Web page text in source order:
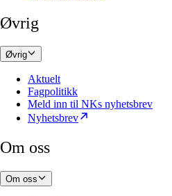
Øvrig
Øvrig
Aktuelt
Fagpolitikk
Meld inn til NKs nyhetsbrev
Nyhetsbrev
Om oss
Om oss